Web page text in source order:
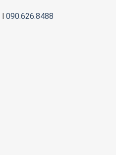
l 090.626.8488